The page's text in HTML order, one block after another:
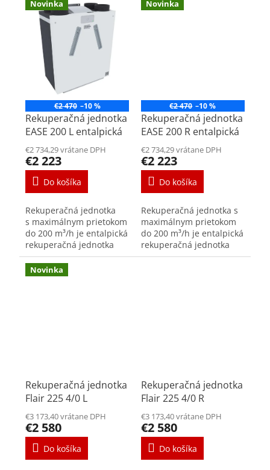
bytov. Kompaktné
rozmery umožňujú
inštaláciu...
bytov. Kompaktné
Novinka
€2 470 –10 %
Rekuperačná jednotka
EASE 200 L entalpická
€2 734,29 vrátane DPH
€2 223
Do košíka
Rekuperačná jednotka
s maximálnym prietokom
do 200 m³/h je entalpická
rekuperačná jednotka
EASE 200 L ľavostranná
vysoko efektívnym
zariadením do
Novinka
€2 470 –10 %
Rekuperačná jednotka
EASE 200 R entalpická
€2 734,29 vrátane DPH
€2 223
Do košíka
Rekuperačná jednotka s
maximálnym prietokom
do 200 m³/h je entalpická
rekuperačná jednotka
EASE 200 R pravostranná
Novinka
Rekuperačná jednotka
Flair 225 4/0 L
€3 173,40 vrátane DPH
€2 580
Do košíka
Rekuperačná jednotka
Flair 225 4/0 R
€3 173,40 vrátane DPH
€2 580
Do košíka